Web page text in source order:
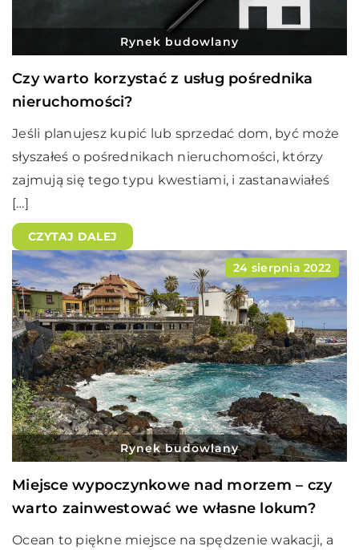
Rynek budowlany
Czy warto korzystać z usług pośrednika
nieruchomości?
Jeśli planujesz kupić lub sprzedać dom, być może
słyszałeś o pośrednikach nieruchomości, którzy
zajmują się tego typu kwestiami, i zastanawiałeś
[…]
CZYTAJ DALEJ
24 sierpnia 2022
Rynek budowlany
Miejsce wypoczynkowe nad morzem – czy
warto zainwestować we własne lokum?
Ocean to piękne miejsce na spędzenie wakacji, a